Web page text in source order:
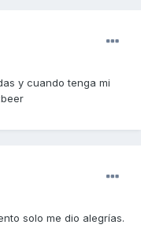
y cuando tenga mi
solo me dio alegrías.